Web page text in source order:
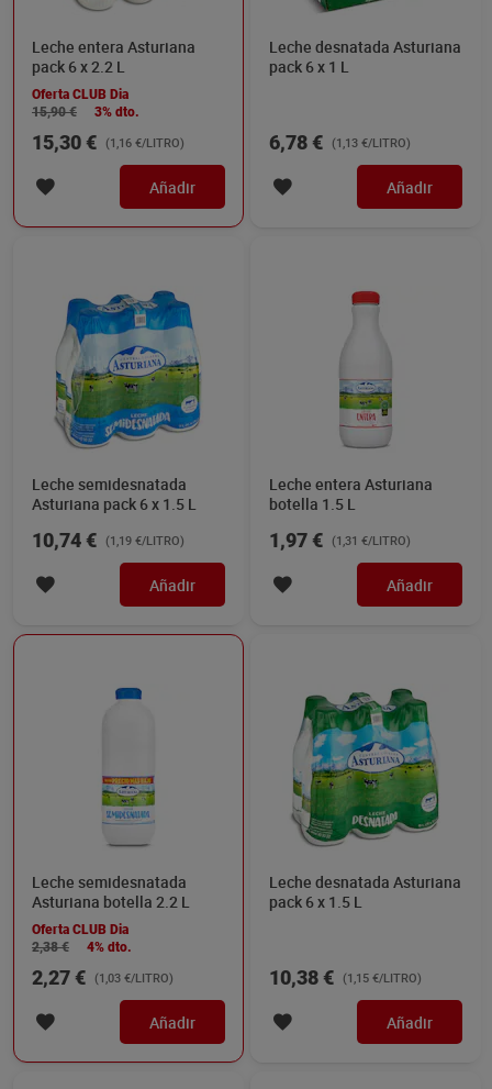
Leche entera Asturiana
pack 6 x 2.2 L
Oferta CLUB Dia
15,90 €
3% dto.
15,30 € (1,16 €/LITRO)
Añadir
Leche desnatada Asturiana
pack 6 x 1 L
6,78 € (1,13 €/LITRO)
Añadir
Leche semidesnatada
Asturiana pack 6 x 1.5 L
10,74 € (1,19 €/LITRO)
Añadir
Leche entera Asturiana
botella 1.5 L
1,97 € (1,31 €/LITRO)
Añadir
Leche semidesnatada
Asturiana botella 2.2 L
Oferta CLUB Dia
2,38 €
4% dto.
2,27 € (1,03 €/LITRO)
Añadir
Leche desnatada Asturiana
pack 6 x 1.5 L
10,38 € (1,15 €/LITRO)
Añadir